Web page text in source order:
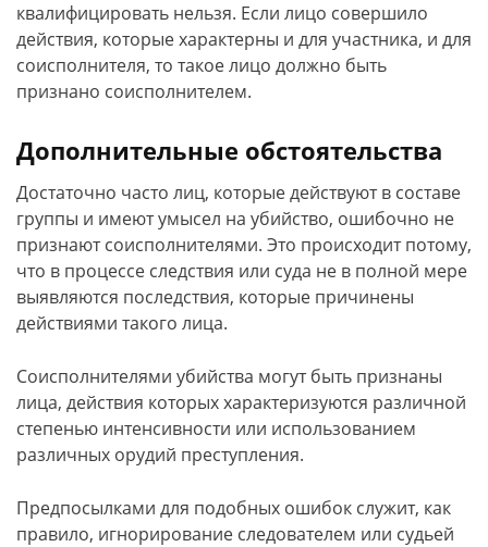
квалифицировать нельзя. Если лицо совершило
действия, которые характерны и для участника, и для
соисполнителя, то такое лицо должно быть
признано соисполнителем.
Дополнительные обстоятельства
Достаточно часто лиц, которые действуют в составе
группы и имеют умысел на убийство, ошибочно не
признают соисполнителями. Это происходит потому,
что в процессе следствия или суда не в полной мере
выявляются последствия, которые причинены
действиями такого лица.
Соисполнителями убийства могут быть признаны
лица, действия которых характеризуются различной
степенью интенсивности или использованием
различных орудий преступления.
Предпосылками для подобных ошибок служит, как
правило, игнорирование следователем или судьей